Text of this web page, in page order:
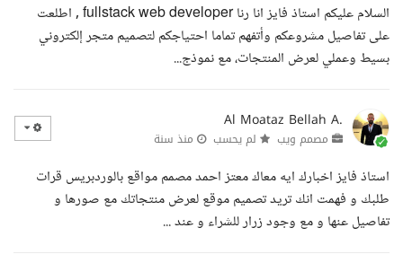
السلام عليكم استاذ فايز انا رنا fullstack web developer , اطلعت
على تفاصيل مشروعكم وأتفهم تماما احتياجكم لتصميم متجر إلكتروني
بسيط وعملي لعرض المنتجات، مع نموذج...
Al Moataz Bellah A.
مصمم ويب لم يحسب منذ سنة
استاذ فايز اخبارك ايه معاك معتز احمد مصمم مواقع بالوردبريس قرات
طلبك و فهمت انك تريد تصميم موقع لعرض منتجاتك مع صورها و
تفاصيل عنها و مع وجود زرار للشراء و عند ...